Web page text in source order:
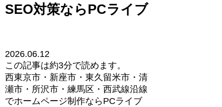
SEO対策ならPCライブ
2026.06.12
この記事は約3分で読めます。
西東京市・新座市・東久留米市・清
瀬市・所沢市・練馬区・西武線沿線
でホームページ制作ならPCライブ